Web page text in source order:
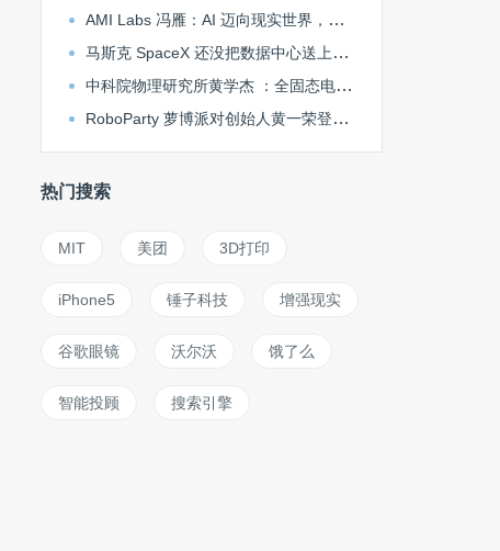
AMI Labs 冯雁：AI 迈向现实世界，世界模型不可或缺 | ICML 2026
马斯克 SpaceX 还没把数据中心送上太空，中国 GobiX 已在戈壁落地
中科院物理研究所黄学杰 ：全固态电池掀桌子前，必须做好固液混合电池丨大湾区车展观察
RoboParty 萝博派对创始人黄一荣登福布斯亚洲 U30 精英榜单
热门搜索
MIT 美团 3D打印
iPhone5 锤子科技 增强现实
谷歌眼镜 沃尔沃 饿了么
智能投顾 搜索引擎